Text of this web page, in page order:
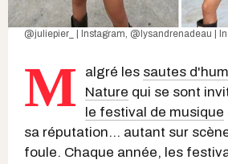
@juliepier_ | Instagram, @lysandrenadeau |
M algré les sautes
Nature qui se sont
le festival de musique
sa réputation... autant sur
foule. Chaque année, les